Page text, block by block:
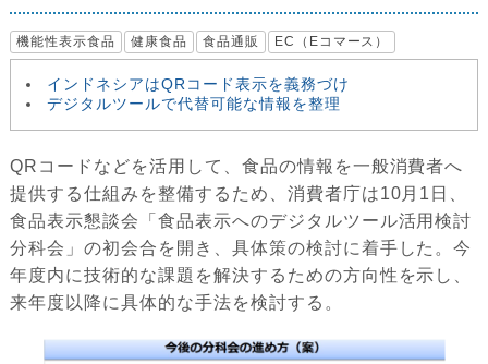
機能性表示食品 健康食品 食品通販 EC（Eコマース）
インドネシアはQRコード表示を義務づけ
デジタルツールで代替可能な情報を整理
QRコードなどを活用して、食品の情報を一般消費者へ
提供する仕組みを整備するため、消費者庁は10月1日、
食品表示懇談会「食品表示へのデジタルツール活用検討
分科会」の初会合を開き、具体策の検討に着手した。今
年度内に技術的な課題を解決するための方向性を示し、
来年度以降に具体的な手法を検討する。